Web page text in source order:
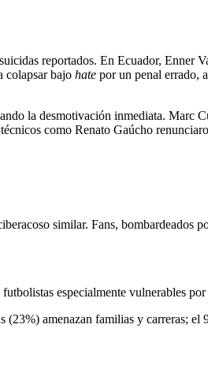
reportados. En Ecuador, Enner
colapsar bajo hate por un penal errado,
la desmotivación inmediata. Marc
como Renato Gaúcho
similar. Fans, bombardeados
especialmente vulnerables
amenazan familias y carreras; el